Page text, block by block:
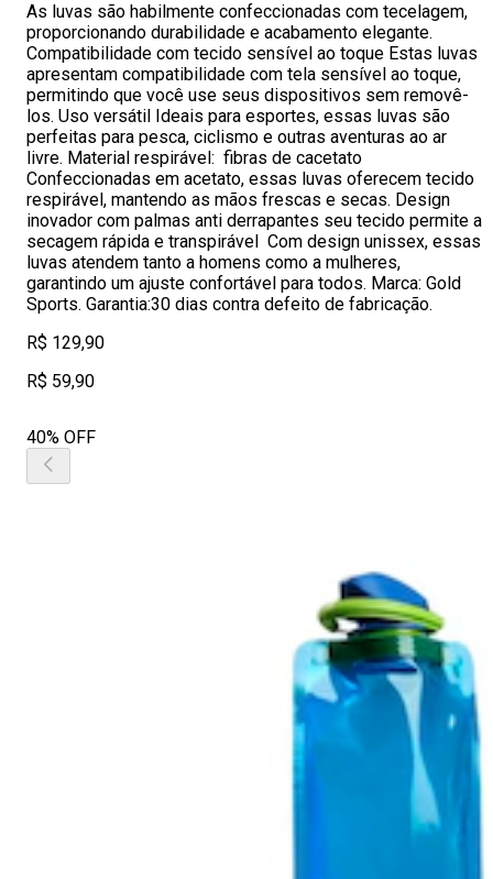
As luvas são habilmente confeccionadas com tecelagem,
proporcionando durabilidade e acabamento elegante.
Compatibilidade com tecido sensível ao toque Estas luvas
apresentam compatibilidade com tela sensível ao toque,
permitindo que você use seus dispositivos sem removê-
los. Uso versátil Ideais para esportes, essas luvas são
perfeitas para pesca, ciclismo e outras aventuras ao ar
livre. Material respirável: fibras de cacetato
Confeccionadas em acetato, essas luvas oferecem tecido
respirável, mantendo as mãos frescas e secas. Design
inovador com palmas anti derrapantes seu tecido permite a
secagem rápida e transpirável Com design unissex, essas
luvas atendem tanto a homens como a mulheres,
garantindo um ajuste confortável para todos. Marca: Gold
Sports. Garantia:30 dias contra defeito de fabricação.
R$ 129,90
R$ 59,90
40% OFF